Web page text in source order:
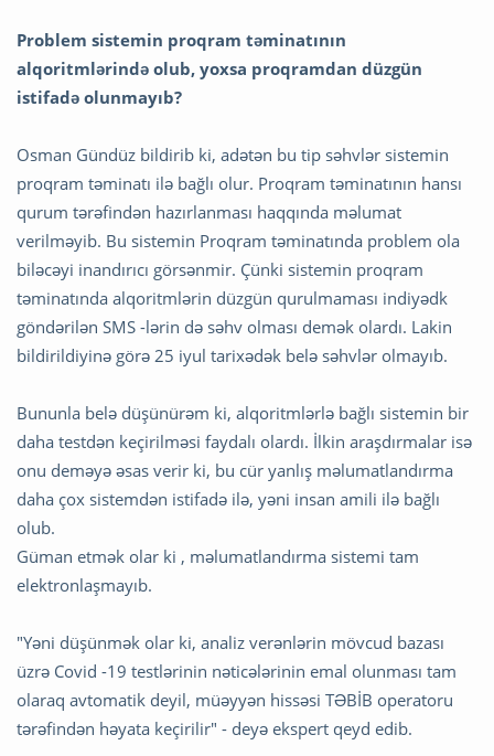
Problem sistemin proqram təminatının
alqoritmlərində olub, yoxsa proqramdan düzgün
istifadə olunmayıb?
Osman Gündüz bildirib ki, adətən bu tip səhvlər sistemin
proqram təminatı ilə bağlı olur. Proqram təminatının hansı
qurum tərəfindən hazırlanması haqqında məlumat
verilməyib. Bu sistemin Proqram təminatında problem ola
biləcəyi inandırıcı görsənmir. Çünki sistemin proqram
təminatında alqoritmlərin düzgün qurulmaması indiyədk
göndərilən SMS -lərin də səhv olması demək olardı. Lakin
bildirildiyinə görə 25 iyul tarixədək belə səhvlər olmayıb.
Bununla belə düşünürəm ki, alqoritmlərlə bağlı sistemin bir
daha testdən keçirilməsi faydalı olardı. İlkin araşdırmalar isə
onu deməyə əsas verir ki, bu cür yanlış məlumatlandırma
daha çox sistemdən istifadə ilə, yəni insan amili ilə bağlı
olub.
Güman etmək olar ki , məlumatlandırma sistemi tam
elektronlaşmayıb.
"Yəni düşünmək olar ki, analiz verənlərin mövcud bazası
üzrə Covid -19 testlərinin nəticələrinin emal olunması tam
olaraq avtomatik deyil, müəyyən hissəsi TƏBİB operatoru
tərəfindən həyata keçirilir" - deyə ekspert qeyd edib.